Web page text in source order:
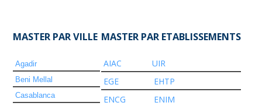
MASTER PAR VILLE MASTER PAR ETABLISSEMENTS
Agadir
Beni Mellal
Casablanca
AIAC
UIR
EGE
EHTP
ENCG
ENIM